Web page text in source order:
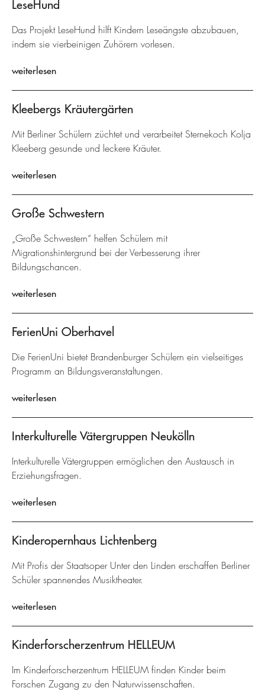
LeseHund
Das Projekt LeseHund hilft Kindern Leseängste abzubauen,
indem sie vierbeinigen Zuhörern vorlesen.
weiterlesen
Kleebergs Kräutergärten
Mit Berliner Schülern züchtet und verarbeitet Sternekoch Kolja
Kleeberg gesunde und leckere Kräuter.
weiterlesen
Große Schwestern
„Große Schwestern“ helfen Schülern mit
Migrationshintergrund bei der Verbesserung ihrer
Bildungschancen.
weiterlesen
FerienUni Oberhavel
Die FerienUni bietet Brandenburger Schülern ein vielseitiges
Programm an Bildungsveranstaltungen.
weiterlesen
Interkulturelle Vätergruppen Neukölln
Interkulturelle Vätergruppen ermöglichen den Austausch in
Erziehungsfragen.
weiterlesen
Kinderopernhaus Lichtenberg
Mit Profis der Staatsoper Unter den Linden erschaffen Berliner
Schüler spannendes Musiktheater.
weiterlesen
Kinderforscherzentrum HELLEUM
Im Kinderforscherzentrum HELLEUM finden Kinder beim
Forschen Zugang zu den Naturwissenschaften.